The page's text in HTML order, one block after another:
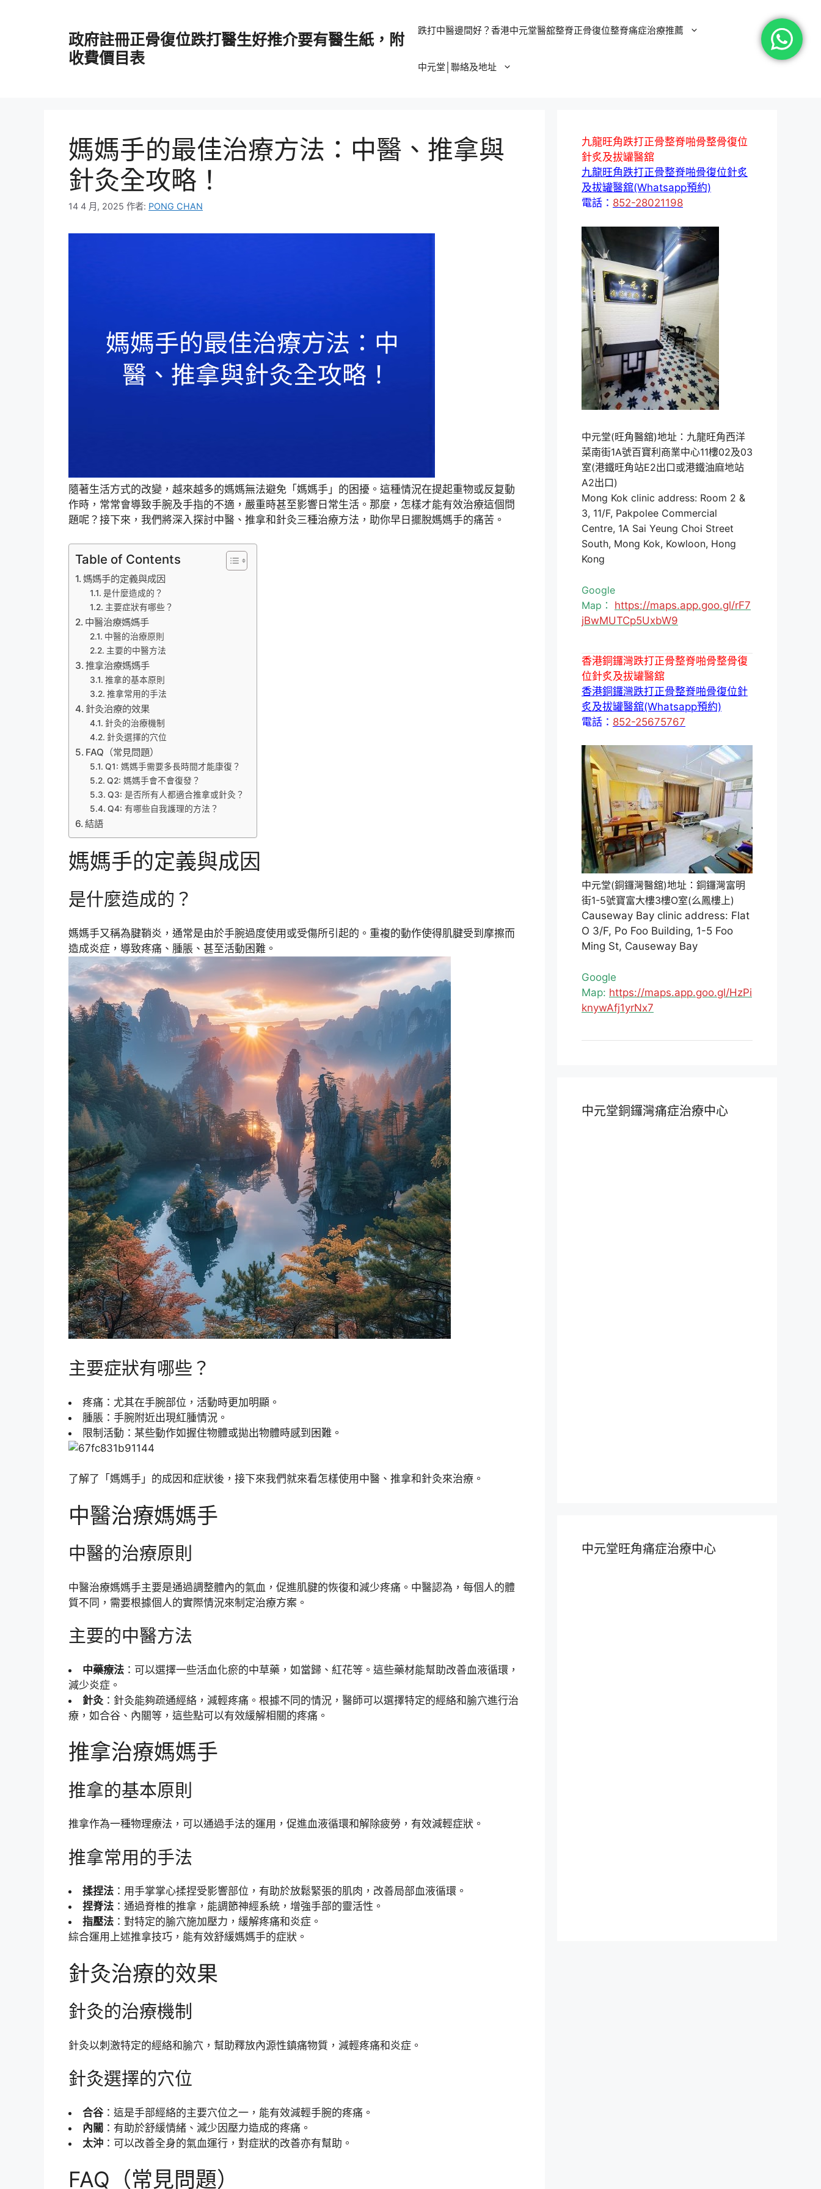
政府註冊正骨復位跌打醫生好推介要有醫生紙，附
收費價目表
跌打中醫邊間好？香港中元堂醫舘整脊正骨復位整脊痛症治療推薦
中元堂│聯絡及地址
媽媽手的最佳治療方法：中醫、推拿與
針灸全攻略！
14 4 月, 2025 作者: PONG CHAN
隨著生活方式的改變，越來越多的媽媽無法避免「媽媽手」的困擾。這種情況在提起重物或反复動
作時，常常會導致手腕及手指的不適，嚴重時甚至影響日常生活。那麼，怎樣才能有效治療這個問
題呢？接下來，我們將深入探討中醫、推拿和針灸三種治療方法，助你早日擺脫媽媽手的痛苦。
Table of Contents
媽媽手的定義與成因
是什麼造成的？
主要症狀有哪些？
中醫治療媽媽手
中醫的治療原則
主要的中醫方法
推拿治療媽媽手
推拿的基本原則
推拿常用的手法
針灸治療的效果
針灸的治療機制
針灸選擇的穴位
FAQ（常見問題）
Q1: 媽媽手需要多長時間才能康復？
Q2: 媽媽手會不會復發？
Q3: 是否所有人都適合推拿或針灸？
Q4: 有哪些自我護理的方法？
結語
媽媽手的定義與成因
是什麼造成的？
媽媽手又稱為腱鞘炎，通常是由於手腕過度使用或受傷所引起的。重複的動作使得肌腱受到摩擦而
造成炎症，導致疼痛、腫脹、甚至活動困難。
主要症狀有哪些？
疼痛：尤其在手腕部位，活動時更加明顯。
腫脹：手腕附近出現紅腫情況。
限制活動：某些動作如握住物體或拋出物體時感到困難。
了解了「媽媽手」的成因和症狀後，接下來我們就來看怎樣使用中醫、推拿和針灸來治療。
中醫治療媽媽手
中醫的治療原則
中醫治療媽媽手主要是通過調整體內的氣血，促進肌腱的恢復和減少疼痛。中醫認為，每個人的體
質不同，需要根據個人的實際情況來制定治療方案。
主要的中醫方法
中藥療法 ：可以選擇一些活血化瘀的中草藥，如當歸、紅花等。這些藥材能幫助改善血液循環，
減少炎症。
針灸 ：針灸能夠疏通經絡，減輕疼痛。根據不同的情況，醫師可以選擇特定的經絡和腧穴進行治
療，如合谷、內關等，這些點可以有效緩解相關的疼痛。
推拿治療媽媽手
推拿的基本原則
推拿作為一種物理療法，可以通過手法的運用，促進血液循環和解除疲勞，有效減輕症狀。
推拿常用的手法
揉捏法 ：用手掌掌心揉捏受影響部位，有助於放鬆緊張的肌肉，改善局部血液循環。
捏脊法 ：通過脊椎的推拿，能調節神經系統，增強手部的靈活性。
指壓法 ：對特定的腧穴施加壓力，緩解疼痛和炎症。
綜合運用上述推拿技巧，能有效舒緩媽媽手的症狀。
針灸治療的效果
針灸的治療機制
針灸以刺激特定的經絡和腧穴，幫助釋放內源性鎮痛物質，減輕疼痛和炎症。
針灸選擇的穴位
合谷：這是手部經絡的主要穴位之一，能有效減輕手腕的疼痛。
內關 ：有助於舒緩情緒、減少因壓力造成的疼痛。
太沖 ：可以改善全身的氣血運行，對症狀的改善亦有幫助。
FAQ（常見問題）
九龍旺角跌打正骨整脊啪骨整骨復位
針炙及拔罐醫舘
九龍旺角跌打正骨整脊啪骨復位針炙
及拔罐醫舘(Whatsapp預約)
電話： 852-28021198
中元堂(旺角醫舘)地址：九龍旺角西洋
菜南街1A號百寶利商業中心11樓02及03
室(港鐵旺角站E2出口或港鐵油麻地站
A2出口)
Mong Kok clinic address: Room 2 &
3, 11/F, Pakpolee Commercial
Centre, 1A Sai Yeung Choi Street
South, Mong Kok, Kowloon, Hong
Kong
Google
Map： https://maps.app.goo.gl/rF7
jBwMUTCp5UxbW9
香港銅鑼灣跌打正骨整脊啪骨整骨復
位針炙及拔罐醫舘
香港銅鑼灣跌打正骨整脊啪骨復位針
炙及拔罐醫舘(Whatsapp預約)
電話： 852-25675767
中元堂(銅鑼灣醫舘)地址：銅鑼灣富明
街1-5號寶富大樓3樓O室(么鳳樓上)
Causeway Bay clinic address: Flat
O 3/F, Po Foo Building, 1-5 Foo
Ming St, Causeway Bay
Google
Map: https://maps.app.goo.gl/HzPi
knywAfj1yrNx7
中元堂銅鑼灣痛症治療中心
中元堂旺角痛症治療中心